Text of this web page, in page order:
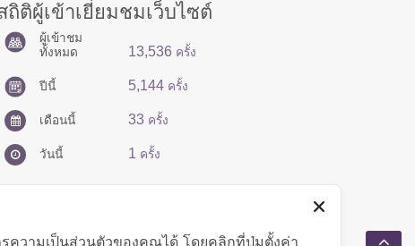
ถิติผู้เข้าเยี่ยมชมเว็บไซต์
ผู้เข้าชม
ทั้งหมด
13,536 ครั้ง
ปีนี้ 5,144 ครั้ง
เดือนนี้ 33 ครั้ง
วันนี้ 1 ครั้ง
ความเป็นส่วนตัวของคุณได้ โดยคลิกที่ปุ่มตั้งค่า